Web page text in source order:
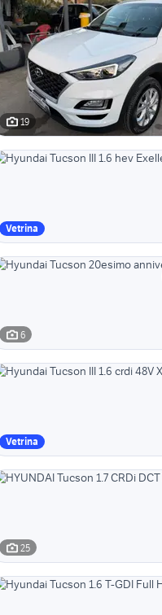
19
Vetrina
6
Vetrina
25